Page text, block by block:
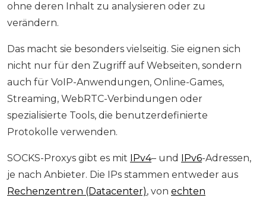
ohne deren Inhalt zu analysieren oder zu
verändern.
Das macht sie besonders vielseitig. Sie eignen sich
nicht nur für den Zugriff auf Webseiten, sondern
auch für VoIP-Anwendungen, Online-Games,
Streaming, WebRTC-Verbindungen oder
spezialisierte Tools, die benutzerdefinierte
Protokolle verwenden.
SOCKS-Proxys gibt es mit IPv4– und IPv6-Adressen,
je nach Anbieter. Die IPs stammen entweder aus
Rechenzentren (Datacenter), von echten